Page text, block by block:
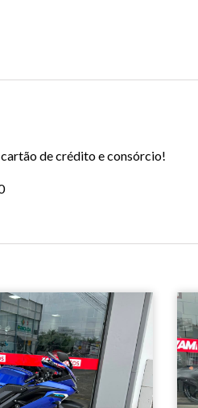
de crédito e consórcio!